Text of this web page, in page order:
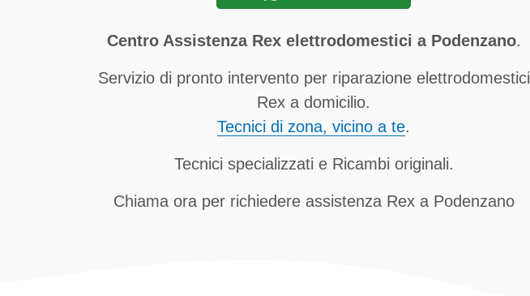
Centro Assistenza Rex elettrodomestici a Podenzano.
Servizio di pronto intervento per riparazione elettrodomestici
Rex a domicilio.
Tecnici di zona, vicino a te.
Tecnici specializzati e Ricambi originali.
Chiama ora per richiedere assistenza Rex a Podenzano